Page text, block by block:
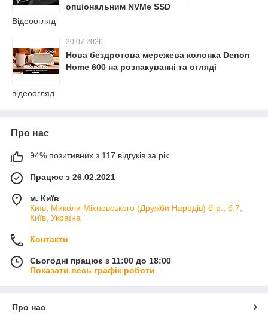
опціональним NVMe SSD
Відеоогляд
30.07.2026
Нова бездротова мережева колонка Denon
Home 600 на розпакуванні та огляді
відеоогляд
Про нас
94% позитивних з 117 відгуків за рік
Працює з 26.02.2021
м. Київ
Київ, Миколи Міхновського (Дружби Народів) б-р., б.7,
Київ, Україна
Контакти
Сьогодні працює з 11:00 до 18:00
Показати весь графік роботи
Про нас